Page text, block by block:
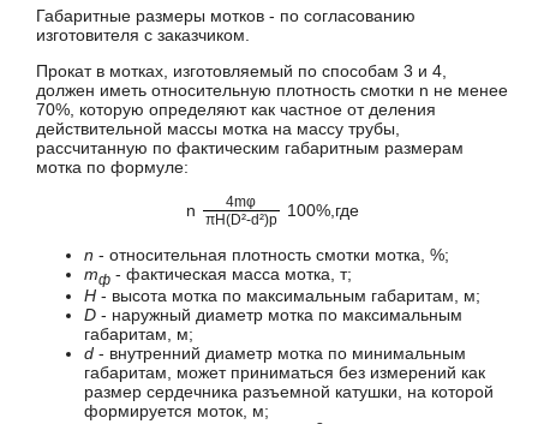
Габаритные размеры мотков - по согласованию
изготовителя с заказчиком.
Прокат в мотках, изготовляемый по способам 3 и 4,
должен иметь относительную плотность смотки n не менее
70%, которую определяют как частное от деления
действительной массы мотка на массу трубы,
рассчитанную по фактическим габаритным размерам
мотка по формуле:
n
4mφ
πН(D²-d²)p
100%,где
n - относительная плотность смотки мотка, %;
mф - фактическая масса мотка, т;
Н - высота мотка по максимальным габаритам, м;
D - наружный диаметр мотка по максимальным
габаритам, м;
d - внутренний диаметр мотка по минимальным
габаритам, может приниматься без измерений как
размер сердечника разъемной катушки, на которой
формируется моток, м;